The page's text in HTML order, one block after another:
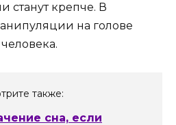
станут крепче. В
на голове
также:
сна, если